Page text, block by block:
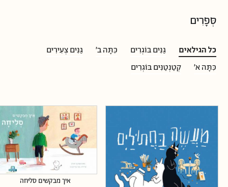
סְּפָרִים
כל הגילאים גַּנִּים בּוֹגְרִים כִּתָּה ב'
גַּנִּים צְעִירִים
כִּתָּה א'
קְטַנְטַנִּים בּוֹגְרִים
איך מבקשים סליחה